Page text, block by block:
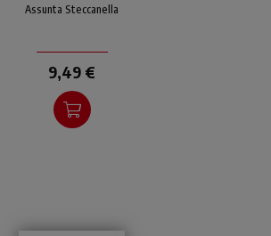
per dare speranza al nostro
Assunta Steccanella
9,49 €